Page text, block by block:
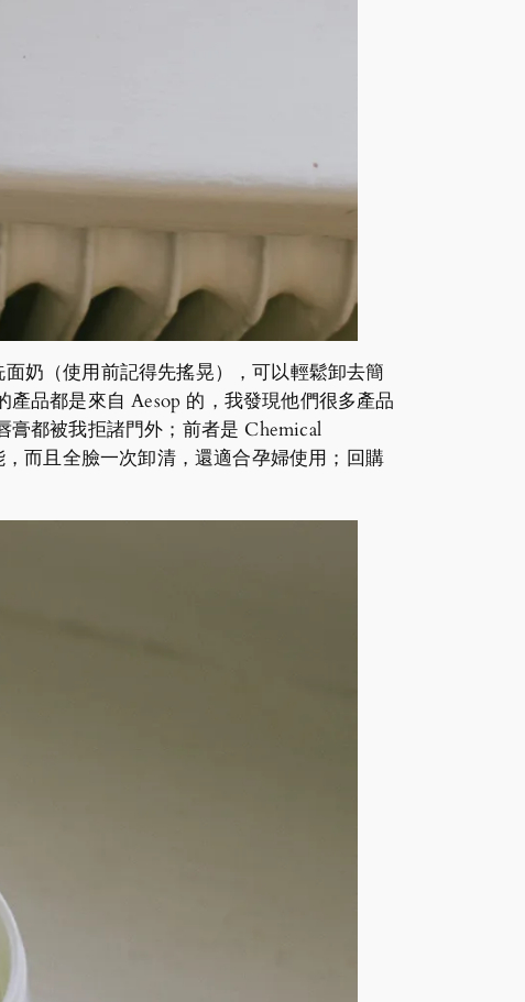
奶（使用前記得先搖晃），可以輕鬆卸去簡
品都是來自 Aesop 的，我發現他們很多產品
都被我拒諸門外；前者是 Chemical
而且全臉一次卸清，還適合孕婦使用；回購